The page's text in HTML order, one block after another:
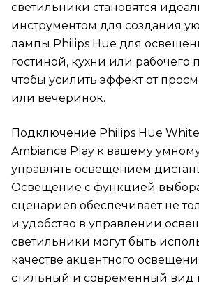
светильники становятся
инструментом для создания
лампы Philips Hue для
гостиной, кухни или рабочего
чтобы усилить эффект от
или вечеринок.
Подключение Philips Hue
Ambiance Play к вашему
управлять освещением
Освещение с функцией
сценариев обеспечивает не
и удобство в управлении
светильники могут быть
качестве акцентного
стильный и современный вид